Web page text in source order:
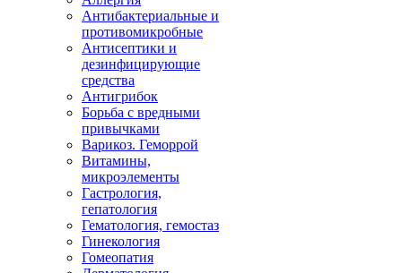
Антибактериальные и
противомикробные
Антисептики и
дезинфицирующие
средства
Антигрибок
Борьба с вредными
привычками
Варикоз. Геморрой
Витамины,
микроэлементы
Гастрология,
гепатология
Гематология, гемостаз
Гинекология
Гомеопатия